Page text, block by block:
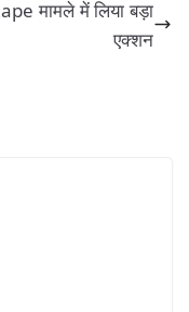
मामले में लिया बड़ा
एक्शन